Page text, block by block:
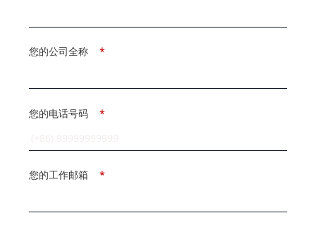
*
您的公司全称
*
您的电话号码
*
您的工作邮箱